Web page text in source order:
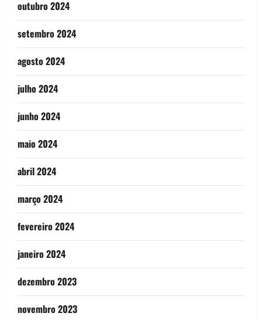
outubro 2024
setembro 2024
agosto 2024
julho 2024
junho 2024
maio 2024
abril 2024
março 2024
fevereiro 2024
janeiro 2024
dezembro 2023
novembro 2023